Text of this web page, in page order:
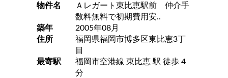
物件名
Ａレガート東比恵駅前 仲介手
数料無料で初期費用安..
築年
2005年08月
住所
福岡県福岡市博多区東比恵3丁
目
最寄駅
福岡市空港線 東比恵 駅 徒歩 4
分